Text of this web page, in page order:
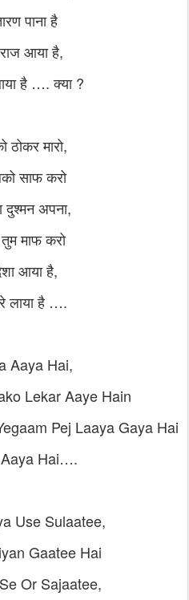
पाना है
आया है,
है …. क्या ?
मारो,
साफ करो
दुश्मन अपना,
माफ करो
आया है,
लाया है ….
Aaya Hai,
Lekar Aaye Hain
Pej Laaya Gaya Hai
Hai….
Use Sulaatee,
Gaatee Hai
Or Sajaatee,